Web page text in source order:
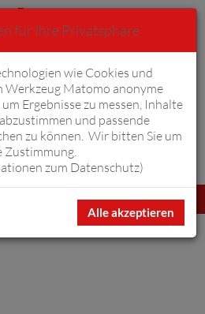
Warenkorb 0
für Ihre Privatsphäre
wie Cookies und
Werkzeug Matomo anonyme
Ergebnisse zu messen, Inhalte
und passende
zu können. Wir bitten Sie um
Zustimmung.
zum Datenschutz)
Alle akzeptieren